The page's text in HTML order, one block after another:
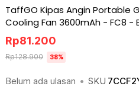
TaffGO Kipas Angin Portable
Cooling Fan 3600mAh - FC8 -
Belum ada ulasan • SKU
Rp81.200
Rp128.900 38%